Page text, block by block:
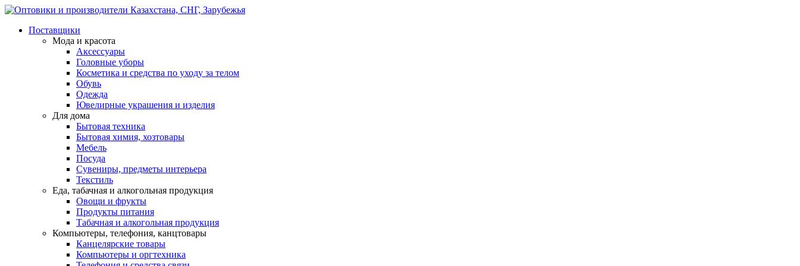
Поставщики
Мода и красота
Аксессуары
Головные уборы
Косметика и средства по уходу за телом
Обувь
Одежда
Ювелирные украшения и изделия
Для дома
Бытовая техника
Бытовая химия, хозтовары
Мебель
Посуда
Сувениры, предметы интерьера
Текстиль
Еда, табачная и алкогольная продукция
Овощи и фрукты
Продукты питания
Табачная и алкогольная продукция
Компьютеры, телефония, канцтовары
Канцелярские товары
Компьютеры и оргтехника